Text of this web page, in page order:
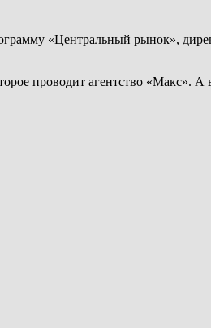
«Центральный рынок»,
проводит агентство «Макс». А